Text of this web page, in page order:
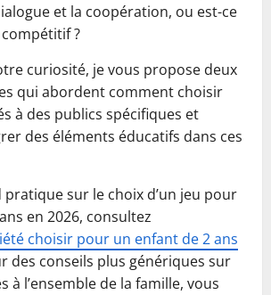
et la coopération, ou est-ce
?
curiosité, je vous propose deux
qui abordent comment choisir
à des publics spécifiques et
des éléments éducatifs dans ces
sur le choix d’un jeu pour
en 2026, consultez
choisir pour un enfant de 2 ans
des conseils plus génériques sur
à l’ensemble de la famille, vous